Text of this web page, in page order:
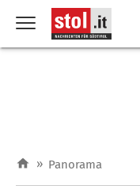
» Panorama